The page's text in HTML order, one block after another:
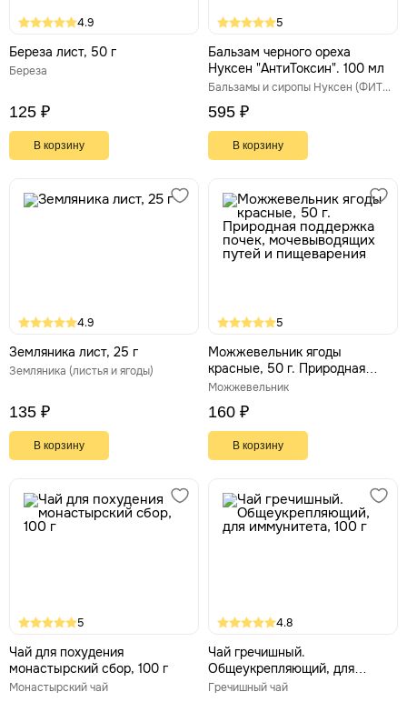
4.9
Береза лист, 50 г
Береза
125 ₽
В корзину
5
Бальзам черного ореха
Нуксен "АнтиТоксин". 100 мл
Бальзамы и сиропы Нуксен (ФИТЭКО)
595 ₽
В корзину
4.9
Земляника лист, 25 г
Земляника (листья и ягоды)
135 ₽
В корзину
5
Можжевельник ягоды
красные, 50 г. Природная
поддержка почек,
пищеварения
Можжевельник
160 ₽
В корзину
5
Чай для похудения
монастырский сбор, 100 г
Монастырский чай
4.8
Чай гречишный.
Общеукрепляющий, для
иммунитета, 100 г
Гречишный чай